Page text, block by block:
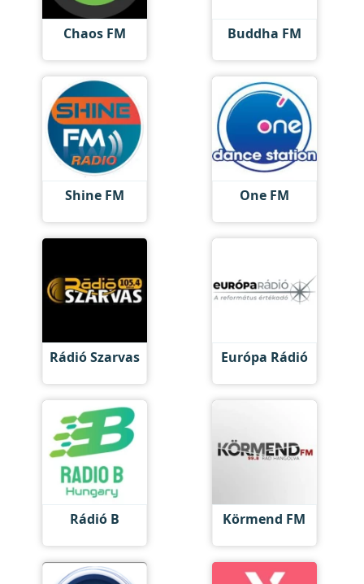
Chaos FM Buddha FM
Shine FM One FM
Rádió Szarvas Európa Rádió
Rádió B Körmend FM